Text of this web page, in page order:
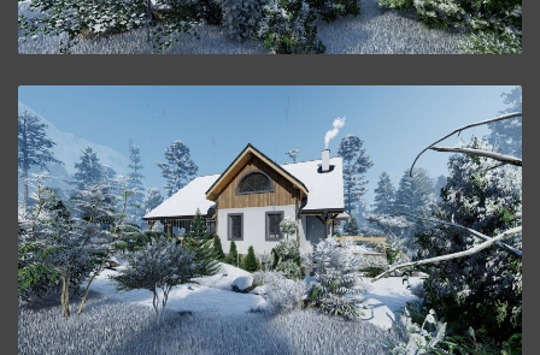
Poschodový Dom P41.
ZVÄČŠIŤ